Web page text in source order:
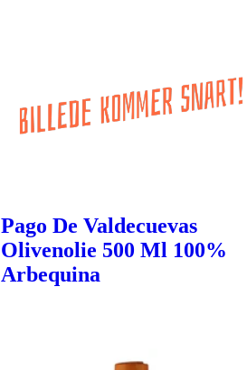
Pago De Valdecuevas
Olivenolie 500 Ml 100%
Arbequina